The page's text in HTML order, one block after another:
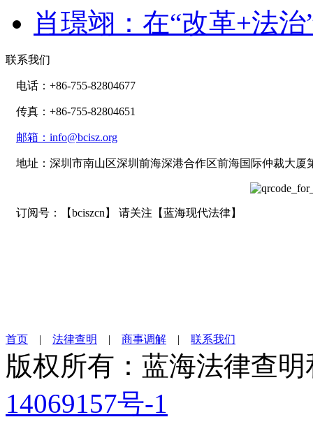
肖璟翊：在“改革+法
联系我们
电话：+86-755-82804677
传真：+86-755-82804651
邮箱：info@bcisz.org
地址：深圳市南山区深圳前海深港合作区前海国际仲裁大厦
订阅号：【bciszcn】 请关注【蓝海现代法律】
首页 | 法律查明 | 商事调解 | 联系我们
版权所有：蓝海法律
14069157号-1